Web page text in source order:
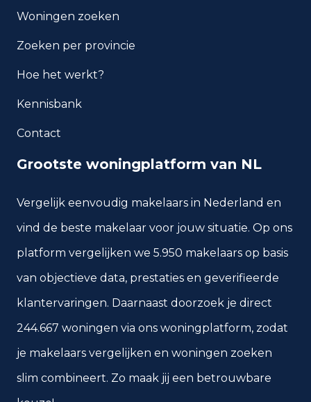
1900 tot 1925
1925 tot 1950
1950 tot 1970
1970 tot 1980
2000 tot 2010 85
2020 en later 44
Woningen zoeken
Zoeken per provincie
Hoe het werkt?
Kennisbank
Contact
Grootste woningplatform van NL
Vergelijk eenvoudig makelaars in Nederland en
vind de beste makelaar voor jouw situatie. Op ons
platform vergelijken we 5.950 makelaars op basis
van objectieve data, prestaties en geverifieerde
klantervaringen. Daarnaast doorzoek je direct
244.667 woningen via ons woningplatform, zodat
je makelaars vergelijken en woningen zoeken
slim combineert. Zo maak jij een betrouwbare